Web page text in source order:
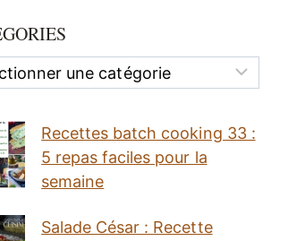
Recettes batch cooking 33 :
5 repas faciles pour la
semaine
Salade César : Recette